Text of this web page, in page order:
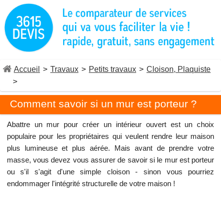
Accueil > Travaux > Petits travaux > Cloison, Plaquiste
>
Comment savoir si un mur est porteur ?
Abattre un mur pour créer un intérieur ouvert est un choix
populaire pour les propriétaires qui veulent rendre leur maison
plus lumineuse et plus aérée. Mais avant de prendre votre
masse, vous devez vous assurer de savoir si le mur est porteur
ou s'il s'agit d'une simple cloison - sinon vous pourriez
endommager l'intégrité structurelle de votre maison !